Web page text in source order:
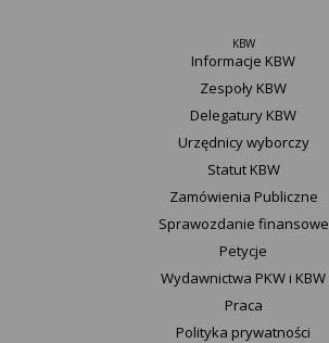
KBW
Informacje KBW
Zespoły KBW
Delegatury ​KBW
Urzędnicy wyborczy
Statut K​BW
Zamówienia Publiczne
Sprawozdanie finansowe
Petycje
Wydawnictwa PKW i KBW
Praca
Polityka prywatności